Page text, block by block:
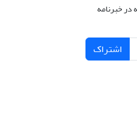
در خبرنامه
اشتراک